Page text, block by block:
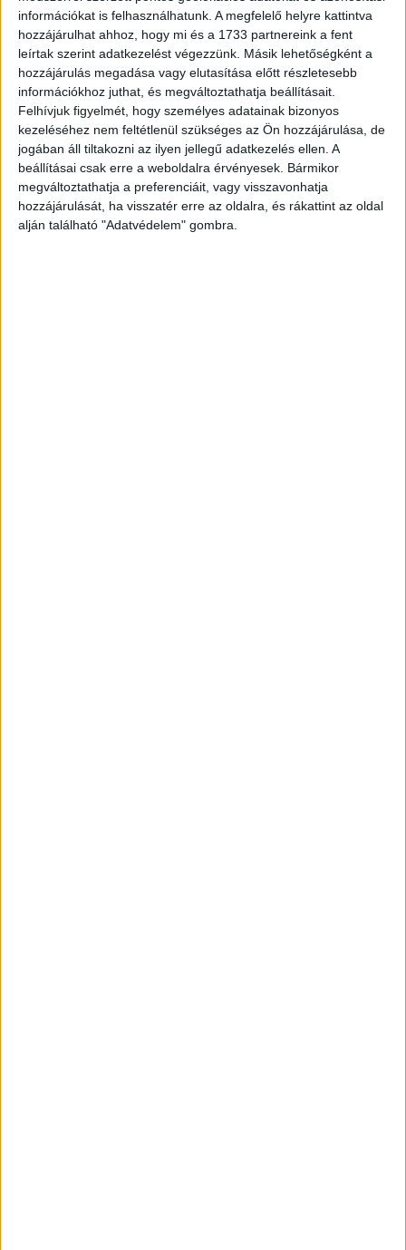
információkat is felhasználhatunk. A megfelelő helyre kattintva
hozzájárulhat ahhoz, hogy mi és a 1733 partnereink a fent
leírtak szerint adatkezelést végezzünk. Másik lehetőségként a
hozzájárulás megadása vagy elutasítása előtt részletesebb
információkhoz juthat, és megváltoztathatja beállításait.
Felhívjuk figyelmét, hogy személyes adatainak bizonyos
kezeléséhez nem feltétlenül szükséges az Ön hozzájárulása, de
jogában áll tiltakozni az ilyen jellegű adatkezelés ellen. A
beállításai csak erre a weboldalra érvényesek. Bármikor
megváltoztathatja a preferenciáit, vagy visszavonhatja
hozzájárulását, ha visszatér erre az oldalra, és rákattint az oldal
alján található "Adatvédelem" gombra.